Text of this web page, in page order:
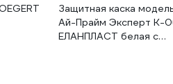
Защитная каска
Ай-Прайм Эксперт К-
ЕЛАНПЛАСТ белая с